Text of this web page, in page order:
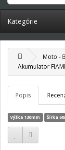
Kategórie
Moto -
Akumulator
Popis
Výška 130mm Šírka